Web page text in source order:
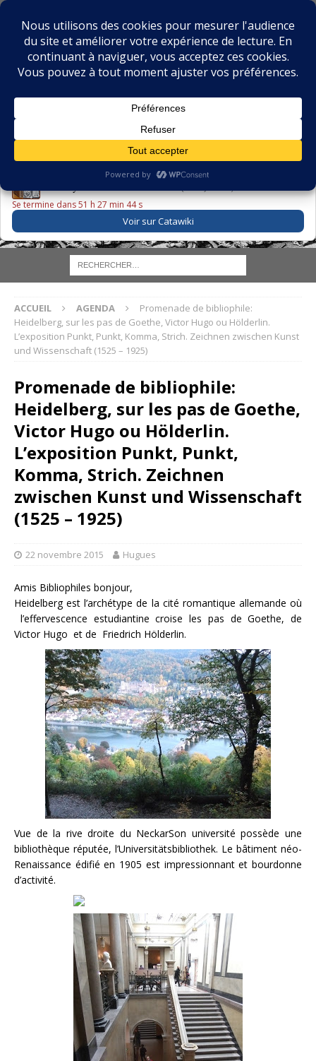
BIBLIOPHILIE.COM
LE BLOG DU BIBLIOPHILE, DES BIBLIOPHILES, DE LA
LE LIVRE DU JOUR
Se termine dans 51 h 27 min 43 s
Voir sur Catawiki
ACCUEIL AGENDA
Promenade de bibliophile:
Heidelberg, sur les pas de Goethe, Victor Hugo ou Hölderlin.
L’exposition Punkt, Punkt, Komma, Strich. Zeichnen zwischen Kunst
und Wissenschaft (1525 – 1925)
Promenade de bibliophile:
Heidelberg, sur les pas de Goethe,
Victor Hugo ou Hölderlin.
L’exposition Punkt, Punkt,
Komma, Strich. Zeichnen
zwischen Kunst und Wissenschaft
(1525 – 1925)
22 novembre 2015 Hugues
Amis Bibliophiles bonjour,
Heidelberg est l’archétype de la cité romantique allemande où
l’effervescence estudiantine croise les pas de Goethe, de
Victor Hugo et de Friedrich Hölderlin.
Vue de la rive droite du NeckarSon université possède une
bibliothèque réputée, l’Universitätsbibliothek. Le bâtiment néo-
Renaissance édifié en 1905 est impressionnant et bourdonne
d’activité.